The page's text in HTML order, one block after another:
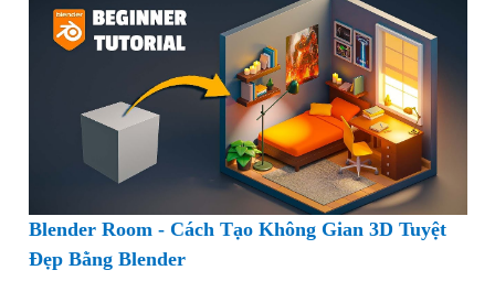
Blender Room - Cách Tạo Không Gian 3D Tuyệt
Đẹp Bằng Blender